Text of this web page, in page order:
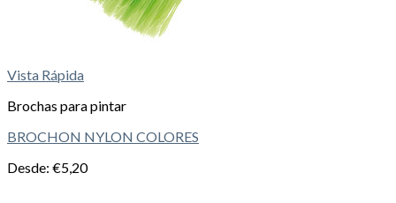
Vista Rápida
Brochas para pintar
BROCHON NYLON COLORES
Desde: €5,20